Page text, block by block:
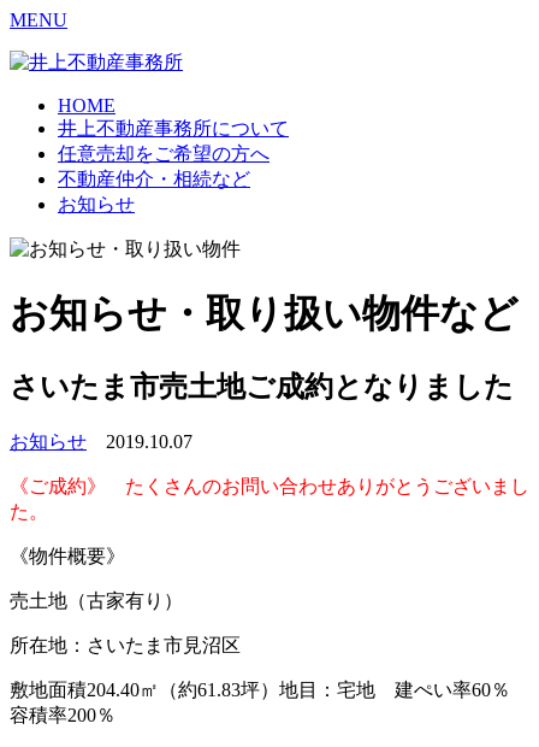
MENU
HOME
井上不動産事務所について
任意売却をご希望の方へ
不動産仲介・相続など
お知らせ
お知らせ・取り扱い物件など
さいたま市売土地ご成約となりました
お知らせ 2019.10.07
《ご成約》 たくさんのお問い合わせありがとうございまし
た。
《物件概要》
売土地（古家有り）
所在地：さいたま市見沼区
敷地面積204.40㎡（約61.83坪）地目：宅地 建ぺい率60％
容積率200％